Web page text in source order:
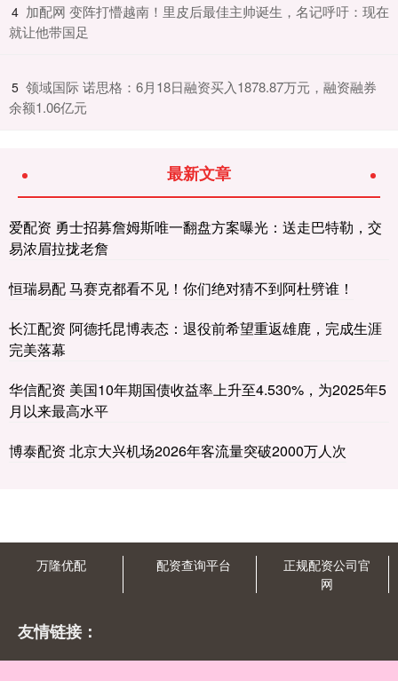
4 ​加配网 变阵打懵越南！里皮后最佳主帅诞生，名记呼吁：现在
就让他带国足
5 ​领域国际 诺思格：6月18日融资买入1878.87万元，融资融券
余额1.06亿元
最新文章
爱配资 勇士招募詹姆斯唯一翻盘方案曝光：送走巴特勒，交
易浓眉拉拢老詹
恒瑞易配 马赛克都看不见！你们绝对猜不到阿杜劈谁！
长江配资 阿德托昆博表态：退役前希望重返雄鹿，完成生涯
完美落幕
华信配资 美国10年期国债收益率上升至4.530%，为2025年5
月以来最高水平
博泰配资 北京大兴机场2026年客流量突破2000万人次
万隆优配 配资查询平台
正规配资公司官
网
友情链接：